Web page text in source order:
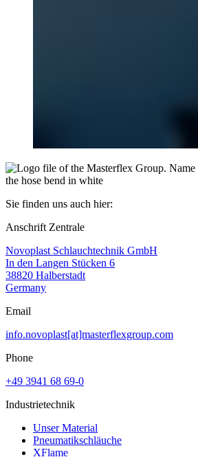
Sie finden uns auch hier:
Anschrift Zentrale
Novoplast Schlauchtechnik GmbH
In den Langen Stücken 6
38820 Halberstadt
Germany
Email
info.novoplast[at]masterflexgroup.com
Phone
+49 3941 68 69-0
Industrietechnik
Unser Material
Pneumatikschläuche
XFlame